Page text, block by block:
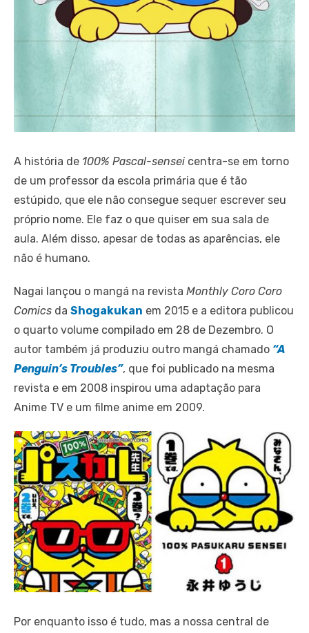
A história de 100% Pascal-sensei centra-se em torno
de um professor da escola primária que é tão
estúpido, que ele não consegue sequer escrever seu
próprio nome. Ele faz o que quiser em sua sala de
aula. Além disso, apesar de todas as aparências, ele
não é humano.
Nagai lançou o mangá na revista Monthly Coro Coro
Comics da Shogakukan em 2015 e a editora publicou
o quarto volume compilado em 28 de Dezembro. O
autor também já produziu outro mangá chamado “A
Penguin’s Troubles”, que foi publicado na mesma
revista e em 2008 inspirou uma adaptação para
Anime TV e um filme anime em 2009.
Por enquanto isso é tudo, mas a nossa central de